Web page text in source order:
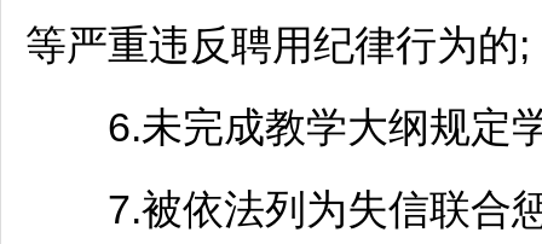
等严重违反聘用纪律行为的;
6.未完成教学大纲规定
7.被依法列为失信联合